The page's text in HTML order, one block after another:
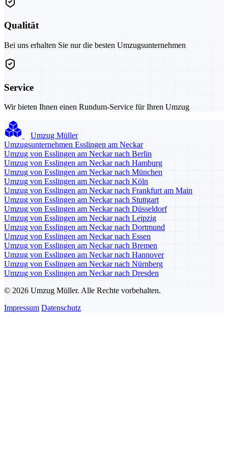
Qualität
Bei uns erhalten Sie nur die besten Umzugsunternehmen
Service
Wir bieten Ihnen einen Rundum-Service für Ihren Umzug
Umzug Müller
Umzugsunternehmen Esslingen am Neckar
Umzug von Esslingen am Neckar nach Berlin
Umzug von Esslingen am Neckar nach Hamburg
Umzug von Esslingen am Neckar nach München
Umzug von Esslingen am Neckar nach Köln
Umzug von Esslingen am Neckar nach Frankfurt am Main
Umzug von Esslingen am Neckar nach Stuttgart
Umzug von Esslingen am Neckar nach Düsseldorf
Umzug von Esslingen am Neckar nach Leipzig
Umzug von Esslingen am Neckar nach Dortmund
Umzug von Esslingen am Neckar nach Essen
Umzug von Esslingen am Neckar nach Bremen
Umzug von Esslingen am Neckar nach Hannover
Umzug von Esslingen am Neckar nach Nürnberg
Umzug von Esslingen am Neckar nach Dresden
© 2026 Umzug Müller. Alle Rechte vorbehalten.
Impressum Datenschutz